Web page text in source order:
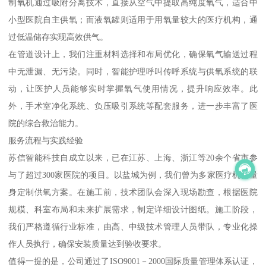
制氧机通过吸附分离技术，直接从空气中提取高纯度氧气，适合中
小型医院自主供氧；而液氧罐则适用于用氧量较大的医疗机构，通
过低温储存实现高效供气。
在管道设计上，我们注重材料选择和布局优化，确保氧气输送过程
中无泄漏、无污染。同时，智能护理呼叫传呼系统与供氧系统的联
动，让医护人员能够实时掌握氧气使用情况，提升响应效率。此
外，手术室净化系统、负压吸引系统等配套服务，进一步丰富了医
院的综合救治能力。
服务流程与实践经验
苏信智能科技自成立以来，已在江苏、上海、浙江等20余个省市参
与了超过300家医院的项目。以盐城为例，我们曾为多家医疗机构量
身定制供氧方案。在施工前，技术团队会深入现场勘查，根据医院
规模、科室布局和未来扩展需求，制定详细设计图纸。施工阶段，
我们严格遵循行业标准，由高、中级技术管理人员带队，专业化操
作人员执行，确保安装质量达到验收要求。
值得一提的是，公司通过了ISO9001－2000国际质量管理体系认证，